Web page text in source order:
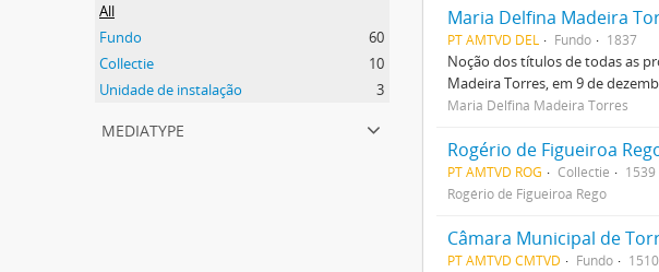
All
Fundo
60
Collectie
10
Unidade de instalação
3
mediatype
Maria Delfina Madeira
PT AMTVD DEL Fundo 1837
Noção dos títulos de todas as
Madeira Torres, em 9 de
Maria Delfina Madeira Torres
Rogério de Figueiroa
PT AMTVD ROG Collectie
1539
Rogério de Figueiroa Rego
Câmara Municipal de
PT AMTVD CMTVD Fundo